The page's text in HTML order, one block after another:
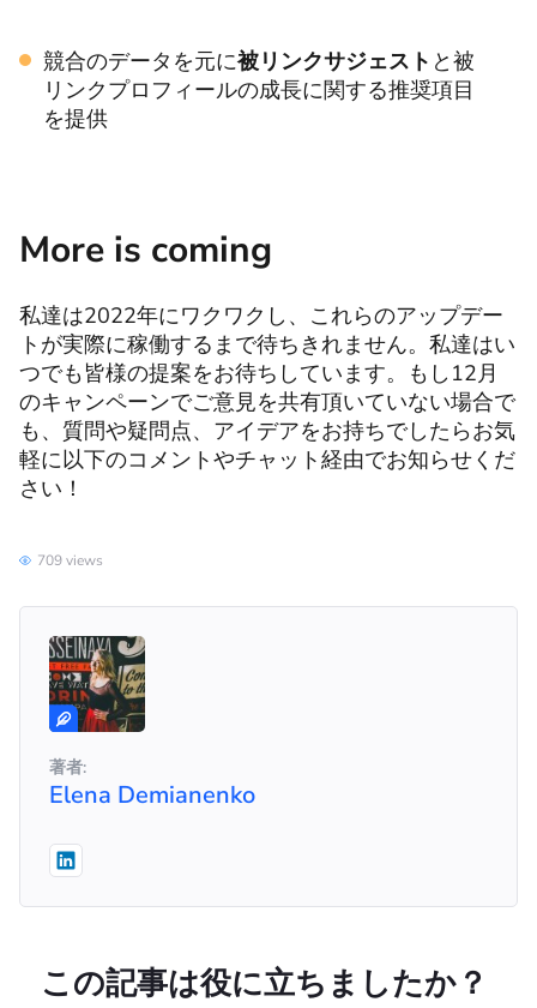
競合のデータを元に被リンクサジェスト と被
リンクプロフィールの成長に関する推奨項目
を提供
More is coming
私達は2022年にワクワクし、これらのアップデー
トが実際に稼働するまで待ちきれません。私達はい
つでも皆様の提案をお待ちしています。もし12月
のキャンペーンでご意見を共有頂いていない場合で
も、質問や疑問点、アイデアをお持ちでしたらお気
軽に以下のコメントやチャット経由でお知らせくだ
さい！
709 views
著者:
Elena Demianenko
この記事は役に立ちましたか？